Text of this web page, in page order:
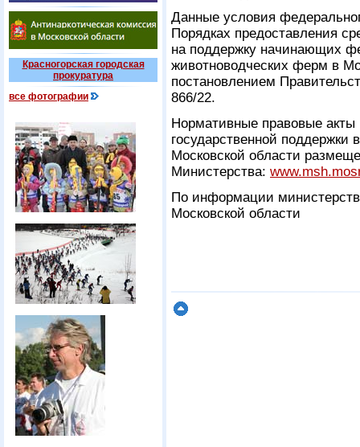
Красногорская городская
прокуратура
все фотографии
Данные условия
Порядках предоставления
на поддержку начинающих
животноводческих ферм в
постановлением
866/22.
Нормативные правовые акты
государственной
Московской области
Министерства:
По информации
Московской области